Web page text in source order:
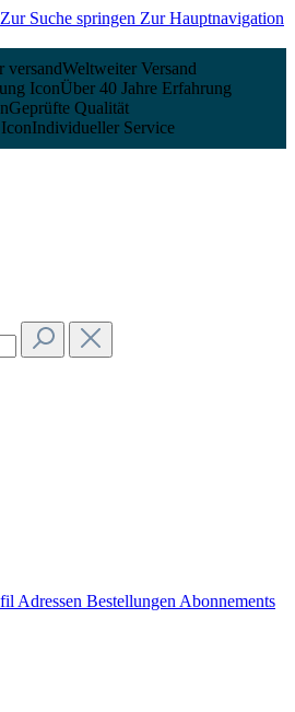
Zur Suche springen Zur Hauptnavigation
Weltweiter Versand
Über 40 Jahre Erfahrung
Geprüfte Qualität
Individueller Service
Adressen Bestellungen Abonnements